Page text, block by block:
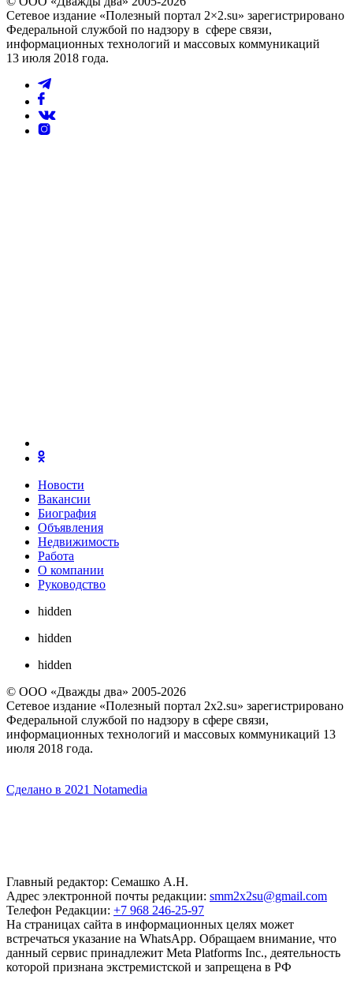
Сетевое издание «Полезный портал 2×2.su» зарегистрировано
Федеральной службой по надзору в сфере связи,
информационных технологий и массовых коммуникаций
13 июля 2018 года.
Новости
Вакансии
Биография
Объявления
Недвижимость
Работа
О компании
Руководство
hidden
hidden
hidden
© ООО «Дважды два» 2005-2026
Сетевое издание «Полезный портал 2x2.su» зарегистрировано
Федеральной службой по надзору в сфере связи,
информационных технологий и массовых коммуникаций 13
июля 2018 года.
Сделано в 2021 Notamedia
Главный редактор: Семашко А.Н.
Адрес электронной почты редакции: smm2x2su@gmail.com
Телефон Редакции: +7 968 246-25-97
На страницах сайта в информационных целях может
встречаться указание на WhatsApp. Обращаем внимание, что
данный сервис принадлежит Meta Platforms Inc., деятельность
которой признана экстремистской и запрещена в РФ